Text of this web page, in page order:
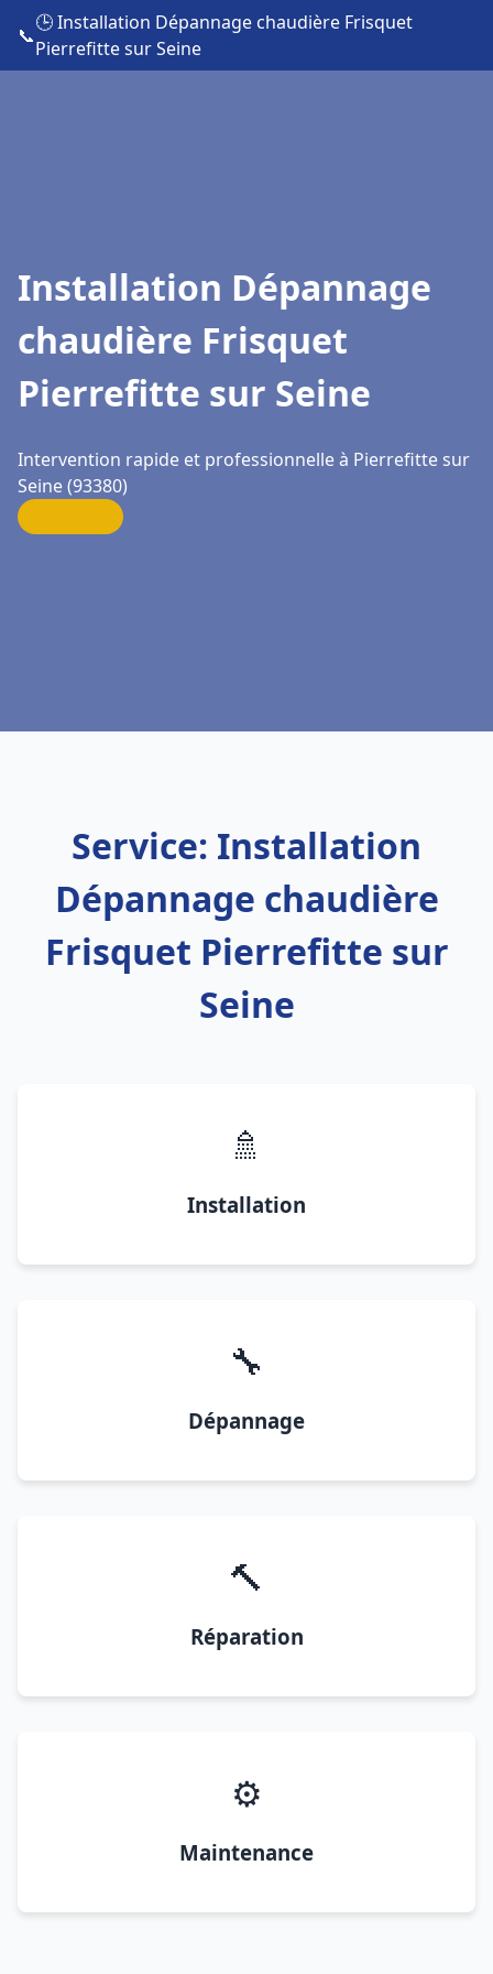
📞
🕒 Installation Dépannage chaudière Frisquet
Pierrefitte sur Seine
Installation Dépannage
chaudière Frisquet
Pierrefitte sur Seine
Intervention rapide et professionnelle à Pierrefitte sur
Seine (93380)
Service: Installation
Dépannage chaudière
Frisquet Pierrefitte sur
Seine
🚿
Installation
🔧
Dépannage
🔨
Réparation
⚙️
Maintenance